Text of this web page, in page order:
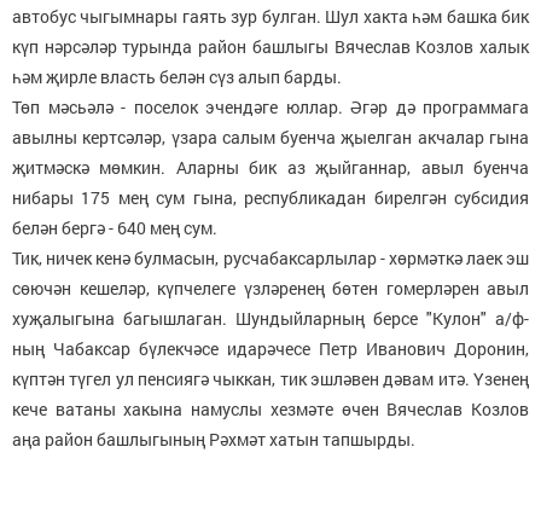
автобус чыгымнары гаять зур булган. Шул хакта һәм башка бик
күп нәрсәләр турында район башлыгы Вячеслав Козлов халык
һәм җирле власть белән сүз алып барды.
Төп мәсьәлә - поселок эчендәге юллар. Әгәр дә программага
авылны кертсәләр, үзара салым буенча җыелган акчалар гына
җитмәскә мөмкин. Аларны бик аз җыйганнар, авыл буенча
нибары 175 мең сум гына, республикадан бирелгән субсидия
белән бергә - 640 мең сум.
Тик, ничек кенә булмасын, русчабаксарлылар - хөрмәткә лаек эш
сөючән кешеләр, күпчелеге үзләренең бөтен гомерләрен авыл
хуҗалыгына багышлаган. Шундыйларның берсе "Кулон" а/ф-
ның Чабаксар бүлекчәсе идарәчесе Петр Иванович Доронин,
күптән түгел ул пенсиягә чыккан, тик эшләвен дәвам итә. Үзенең
кече ватаны хакына намуслы хезмәте өчен Вячеслав Козлов
аңа район башлыгының Рәхмәт хатын тапшырды.